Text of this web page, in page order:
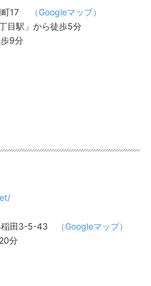
町17
（Googleマップ）
目駅」から徒歩5分
9分
稲田3-5-43
（Googleマップ）
分